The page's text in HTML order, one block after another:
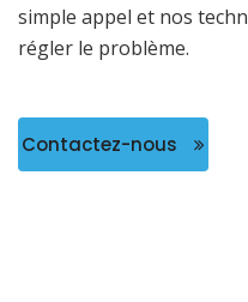
simple appel et nos
régler le problème.
Contactez-nous